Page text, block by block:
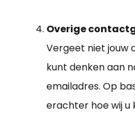
Overige
Vergeet niet jouw
kunt denken aan
emailadres. Op
erachter hoe wij u